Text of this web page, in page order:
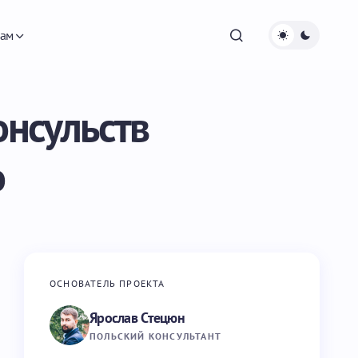
ОСНОВАТЕЛЬ ПРОЕКТА
Ярослав Стецюн
ПОЛЬСКИЙ КОНСУЛЬТАНТ